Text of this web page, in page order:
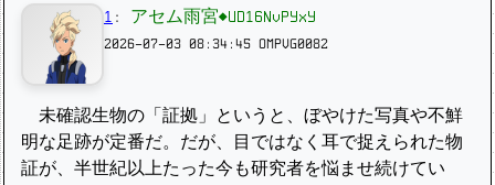
1 : アセム雨宮◆UD16NvPYxY
2026-07-03 08:34:45 OMPVG0082
未確認生物の「証拠」というと、ぼやけた写真や不鮮
明な足跡が定番だ。だが、目ではなく耳で捉えられた物
証が、半世紀以上たった今も研究者を悩ませ続けてい